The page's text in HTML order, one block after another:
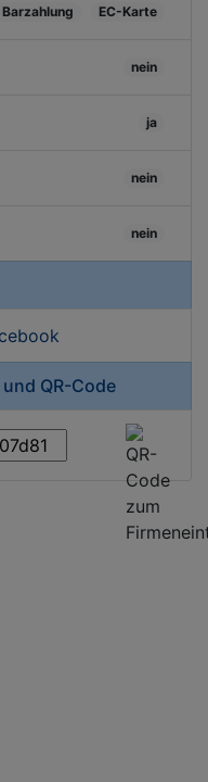
Barzahlung EC-Karte
nein
ja
nein
nein
QR-Code